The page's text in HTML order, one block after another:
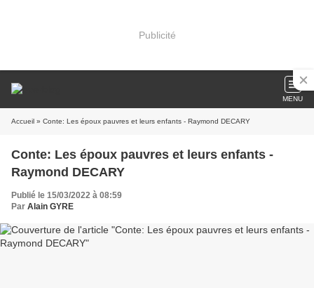
Publicité
MENU
Accueil » Conte: Les époux pauvres et leurs enfants - Raymond DECARY
Conte: Les époux pauvres et leurs enfants -
Raymond DECARY
Publié le 15/03/2022 à 08:59
Par Alain GYRE